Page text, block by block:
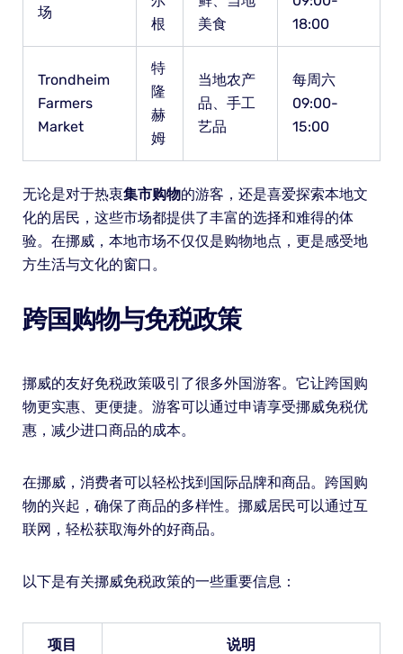
场
根
美食
18:00
Trondheim
Farmers
Market
特
隆
赫
姆
当地农产
品、手工
艺品
每周六
09:00-
15:00
无论是对于热衷集市购物的游客，还是喜爱探索本地文
化的居民，这些市场都提供了丰富的选择和难得的体
验。在挪威，本地市场不仅仅是购物地点，更是感受地
方生活与文化的窗口。
跨国购物与免税政策
挪威的友好免税政策吸引了很多外国游客。它让跨国购
物更实惠、更便捷。游客可以通过申请享受挪威免税优
惠，减少进口商品的成本。
在挪威，消费者可以轻松找到国际品牌和商品。跨国购
物的兴起，确保了商品的多样性。挪威居民可以通过互
联网，轻松获取海外的好商品。
以下是有关挪威免税政策的一些重要信息：
项目 说明